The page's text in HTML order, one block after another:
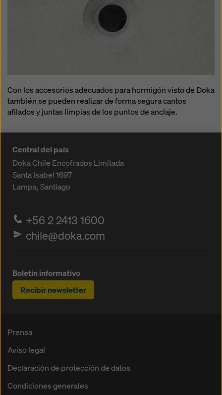
Con los accesorios adecuados para hormigón visto de Doka
también se pueden realizar de forma segura cantos
afilados y juntas limpias de los puntos de anclaje.
Central del país
Doka Chile Encofrados Limitada
Santa Isabel 1697
Lampa, Santiago
+56 2 2413 1600
chile@doka.com
Boletín informativo
Recibir newsletter
Prensa
Aviso legal
Declaración de protección de datos
Condiciones generales